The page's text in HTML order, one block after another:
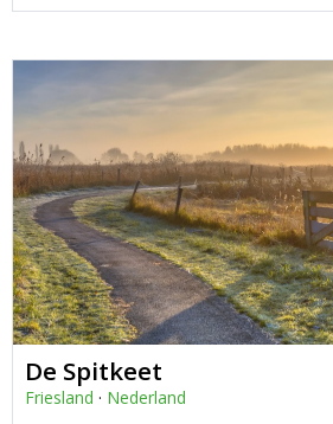
De Spitkeet
Friesland · Nederland